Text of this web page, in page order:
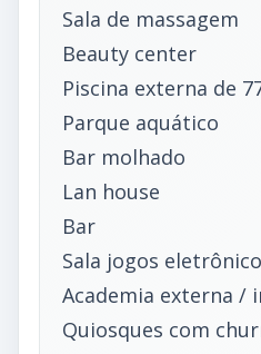
Sala de massagem
Beauty center
Piscina externa de
Parque aquático
Bar molhado
Lan house
Bar
Sala jogos
Academia externa /
Quiosques com